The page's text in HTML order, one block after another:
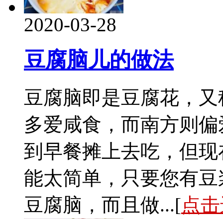
2020-03-28
豆腐脑儿的做法
豆腐脑即是豆腐花，
多爱咸食，而南方则
到早餐摊上去吃，但
能太简单，只要您有
豆腐脑，而且做...[点